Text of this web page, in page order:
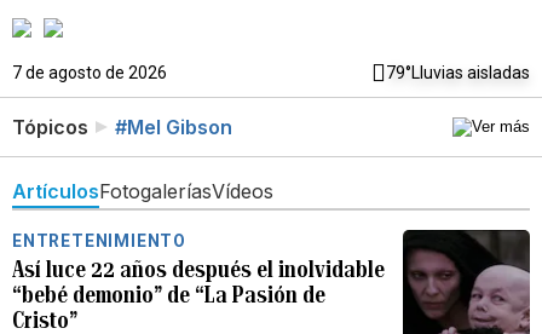
7 de agosto de 2026 79°Lluvias aisladas
Tópicos #Mel Gibson
ArtículosFotogaleríasVídeos
ENTRETENIMIENTO
Así luce 22 años después el inolvidable
“bebé demonio” de “La Pasión de
Cristo”